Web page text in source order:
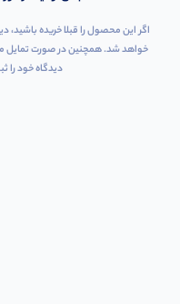
اگر این محصول را قبلا خریده باشید،
خواهد شد. همچنین در صورت تمایل
دیدگاه خود را